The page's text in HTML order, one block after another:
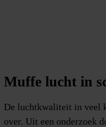
Muffe lucht in
De luchtkwaliteit in veel
over. Uit een onderzoek